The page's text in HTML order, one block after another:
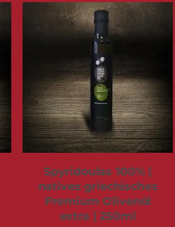
Spyridoulas 100% |
natives griechisches
Premium Olivenöl
extra | 250ml